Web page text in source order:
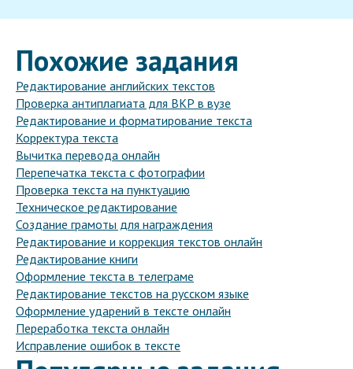
Похожие задания
Редактирование английских текстов
Проверка антиплагиата для ВКР в вузе
Редактирование и форматирование текста
Корректура текста
Вычитка перевода онлайн
Перепечатка текста с фотографии
Проверка текста на пунктуацию
Техническое редактирование
Создание грамоты для награждения
Редактирование и коррекция текстов онлайн
Редактирование книги
Оформление текста в телеграме
Редактирование текстов на русском языке
Оформление ударений в тексте онлайн
Переработка текста онлайн
Исправление ошибок в тексте